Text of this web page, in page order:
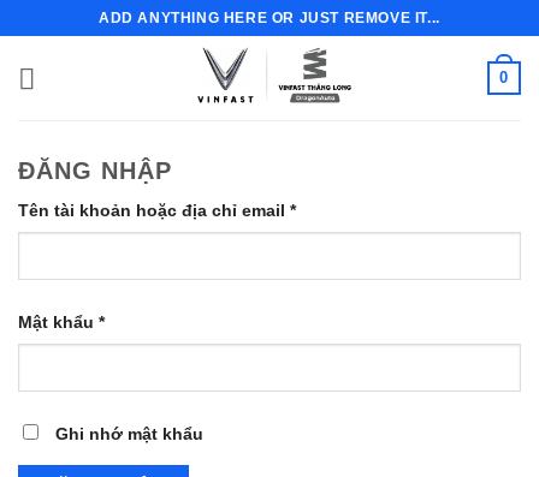
nội
ADD ANYTHING HERE OR JUST REMOVE IT...
0
ĐĂNG NHẬP
Tên tài khoản hoặc địa chỉ email *Bắt
buộc
Mật khẩu *Bắt
buộc
Ghi nhớ mật khẩu